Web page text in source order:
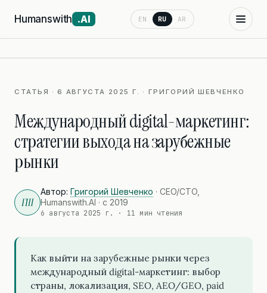
Humanswith .AI EN RU AR
СТАТЬЯ · 6 АВГУСТА 2025 Г. · ГРИГОРИЙ ШЕВЧЕНКО
Международный digital-маркетинг:
стратегии выхода на зарубежные
рынки
ГШ
Автор: Григорий Шевченко · CEO/CTO,
Humanswith.AI · с 2019
6 августа 2025 г. · 11 мин чтения
Как выйти на зарубежные рынки через
международный digital-маркетинг: выбор
страны, локализация, SEO, AEO/GEO, paid